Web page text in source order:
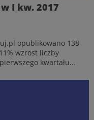
I kw. 2017
opublikowano 138
wzrost liczby
kwartału
ora...